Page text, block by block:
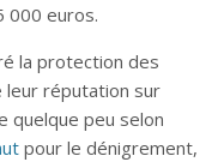
000 euros.
la protection des
leur réputation sur
quelque peu selon
pour le dénigrement,